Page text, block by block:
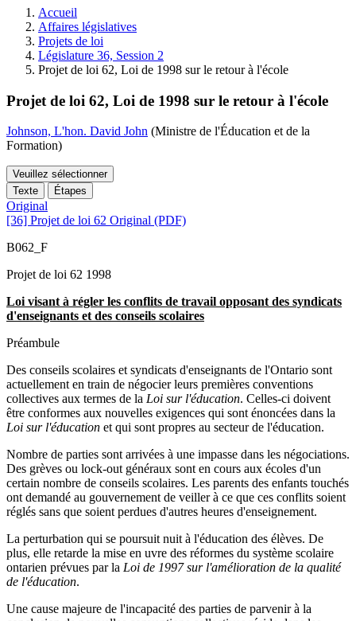
législative.
Accueil
Affaires législatives
Projets de loi
Législature 36, Session 2
Projet de loi 62, Loi de 1998 sur le retour à l'école
Projet de loi 62, Loi de 1998 sur le retour à l'école
Johnson, L'hon. David John (Ministre de l'Éducation et de la
Formation)
Veuillez sélectionner
Texte
Étapes
Original
[36] Projet de loi 62 Original (PDF)
B062_F
Projet de loi 62 1998
Loi visant à régler les conflits de travail opposant des syndicats
d'enseignants et des conseils scolaires
Préambule
Des conseils scolaires et syndicats d'enseignants de l'Ontario sont
actuellement en train de négocier leurs premières conventions
collectives aux termes de la Loi sur l'éducation. Celles-ci doivent
être conformes aux nouvelles exigences qui sont énoncées dans la
Loi sur l'éducation et qui sont propres au secteur de l'éducation.
Nombre de parties sont arrivées à une impasse dans les négociations.
Des grèves ou lock-out généraux sont en cours aux écoles d'un
certain nombre de conseils scolaires. Les parents des enfants touchés
ont demandé au gouvernement de veiller à ce que ces conflits soient
réglés sans que soient perdues d'autres heures d'enseignement.
La perturbation qui se poursuit nuit à l'éducation des élèves. De
plus, elle retarde la mise en uvre des réformes du système scolaire
ontarien prévues par la Loi de 1997 sur l'amélioration de la qualité
de l'éducation.
Une cause majeure de l'incapacité des parties de parvenir à la